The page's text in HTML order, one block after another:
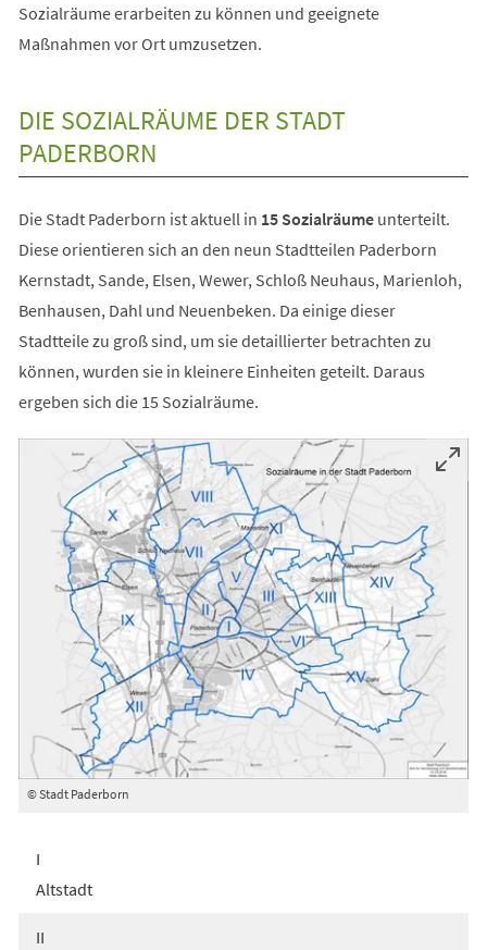
Sozialräume erarbeiten zu können und geeignete
Maßnahmen vor Ort umzusetzen.
DIE SOZIALRÄUME DER STADT
PADERBORN
Die Stadt Paderborn ist aktuell in 15 Sozialräumeunterteilt.
Diese orientieren sich an den neun Stadtteilen Paderborn
Kernstadt, Sande, Elsen, Wewer, Schloß Neuhaus, Marienloh,
Benhausen, Dahl und Neuenbeken. Da einige dieser
Stadtteile zu groß sind, um sie detaillierter betrachten zu
können, wurden sie in kleinere Einheiten geteilt. Daraus
ergeben sich die 15 Sozialräume.
© Stadt Paderborn
I
Altstadt
II